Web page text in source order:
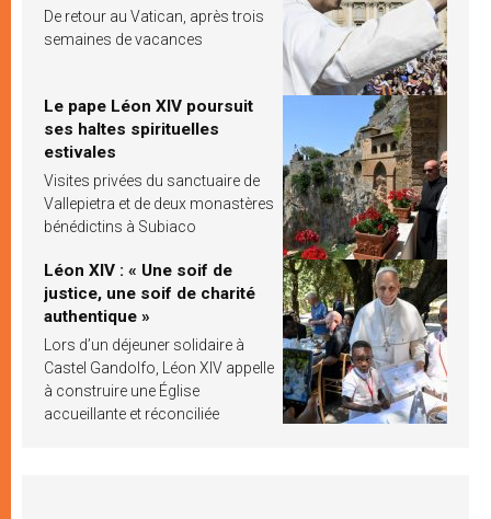
De retour au Vatican, après trois
semaines de vacances
Le pape Léon XIV poursuit
ses haltes spirituelles
estivales
Visites privées du sanctuaire de
Vallepietra et de deux monastères
bénédictins à Subiaco
Léon XIV : « Une soif de
justice, une soif de charité
authentique »
Lors d’un déjeuner solidaire à
Castel Gandolfo, Léon XIV appelle
à construire une Église
accueillante et réconciliée